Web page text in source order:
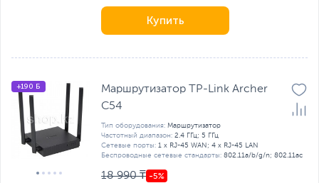
Купить
+190 Б
Маршрутизатор TP-Link Archer
C54
Тип оборудования: Маршрутизатор
Частотный диапазон: 2.4 ГГц; 5 ГГц
Сетевые порты: 1 x RJ-45 WAN; 4 x RJ-45 LAN
Беспроводные сетевые стандарты: 802.11a/b/g/n; 802.11ac
18 990 ₸